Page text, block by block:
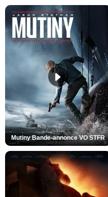
Mutiny Bande-annonce VO STFR